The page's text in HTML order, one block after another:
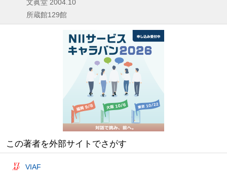
文眞堂 2004.10
所蔵館129館
この著者を外部サイトでさがす
VIAF